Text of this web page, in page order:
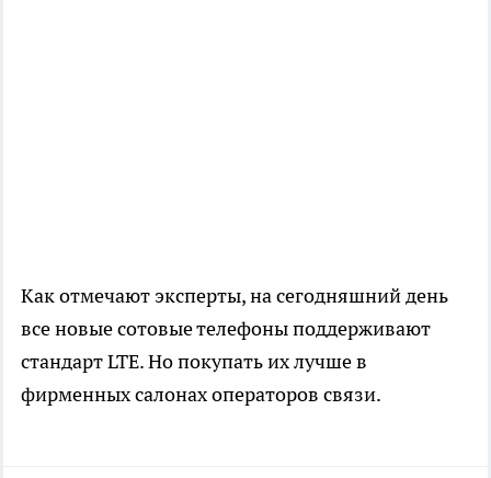
Как отмечают эксперты, на сегодняшний день
все новые сотовые телефоны поддерживают
стандарт LTE. Но покупать их лучше в
фирменных салонах операторов связи.